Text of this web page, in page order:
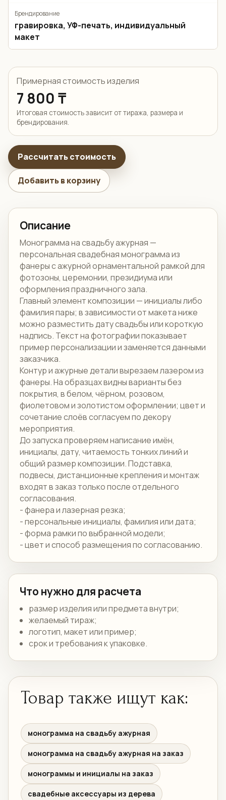
Брендирование
гравировка, УФ-печать, индивидуальный
макет
Примерная стоимость изделия
7 800 ₸
Итоговая стоимость зависит от тиража, размера и
брендирования.
Рассчитать стоимость
Добавить в корзину
Описание
Монограмма на свадьбу ажурная —
персональная свадебная монограмма из
фанеры с ажурной орнаментальной рамкой для
фотозоны, церемонии, президиума или
оформления праздничного зала.
Главный элемент композиции — инициалы либо
фамилия пары; в зависимости от макета ниже
можно разместить дату свадьбы или короткую
надпись. Текст на фотографии показывает
пример персонализации и заменяется данными
заказчика.
Контур и ажурные детали вырезаем лазером из
фанеры. На образцах видны варианты без
покрытия, в белом, чёрном, розовом,
фиолетовом и золотистом оформлении; цвет и
сочетание слоёв согласуем по декору
мероприятия.
До запуска проверяем написание имён,
инициалы, дату, читаемость тонких линий и
общий размер композиции. Подставка,
подвесы, дистанционные крепления и монтаж
входят в заказ только после отдельного
согласования.
- фанера и лазерная резка;
- персональные инициалы, фамилия или дата;
- форма рамки по выбранной модели;
- цвет и способ размещения по согласованию.
Что нужно для расчета
размер изделия или предмета внутри;
желаемый тираж;
логотип, макет или пример;
срок и требования к упаковке.
Товар также ищут как:
монограмма на свадьбу ажурная
монограмма на свадьбу ажурная на заказ
монограммы и инициалы на заказ
свадебные аксессуары из дерева